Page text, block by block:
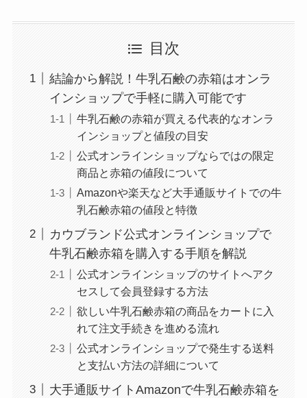
目次
結論から解説！牛乳石鹸の赤箱はオンラ
インショップで手軽に購入可能です
牛乳石鹸の赤箱が買える代表的なオンラ
インショップと値段の目安
公式オンラインショップならではの限定
商品と赤箱の値段について
Amazonや楽天など大手通販サイトでの牛
乳石鹸赤箱の値段と特徴
カウブランド公式オンラインショップで
牛乳石鹸赤箱を購入する手順を解説
公式オンラインショップのサイトへアク
セスして会員登録する方法
欲しい牛乳石鹸赤箱の商品をカートに入
れて注文手続きを進める流れ
公式オンラインショップで発生する送料
と支払い方法の詳細について
大手通販サイトAmazonで牛乳石鹸赤箱を